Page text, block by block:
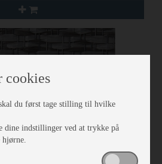
cookies
du først tage stilling til hvilke
dine indstillinger ved at trykke på
hjørne.